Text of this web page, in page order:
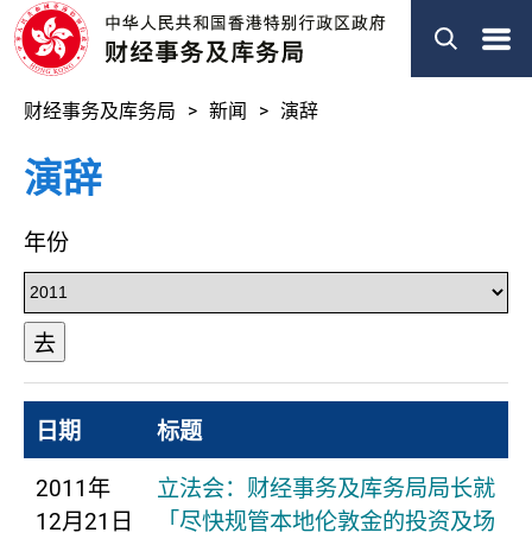
菜
财经事务及库务局 新闻 演辞
演辞
年份
去
日期 标题
2011年
12月21日
立法会：财经事务及库务局局长就
「尽快规管本地伦敦金的投资及场